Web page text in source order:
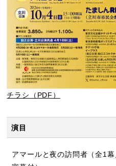
チラシ（PDF）
演目
アマールと夜の訪問者（全1